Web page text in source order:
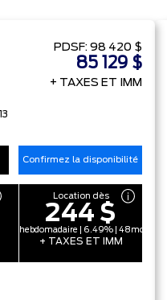
PDSF: 98 420 $
85 129 $
+ TAXES ET IMM
Confirmez la disponibilité
Location dès
244 $
hebdomadaire | 6.49% | 48mo
+ TAXES ET IMM